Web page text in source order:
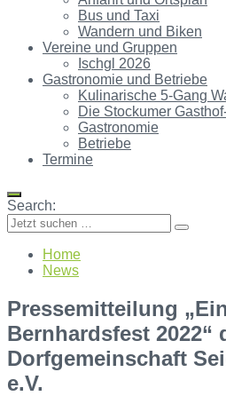
Bus und Taxi
Wandern und Biken
Vereine und Gruppen
Ischgl 2026
Gastronomie und Betriebe
Kulinarische 5-Gang
Die Stockumer
Gastronomie
Betriebe
Termine
Search:
Home
News
Pressemitteilung
Bernhardsfest 2022“
Dorfgemeinschaft
e.V.